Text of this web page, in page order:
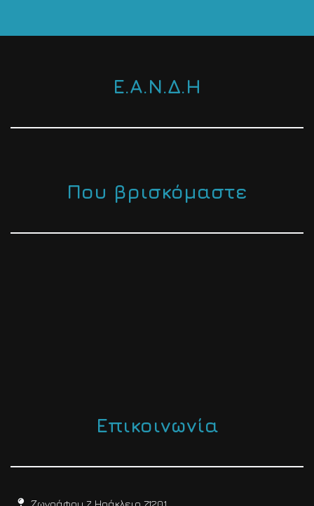
Ε.Α.Ν.Δ.Η
Που βρισκόμαστε
Επικοινωνία